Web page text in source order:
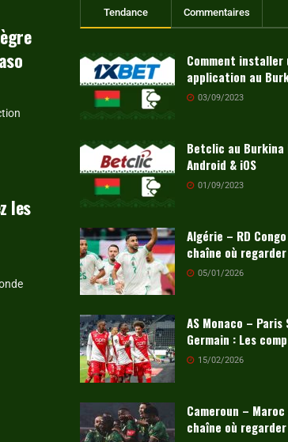
les
Tendance Commentaires
Comment installer
application au
03/09/2023
Betclic au Burkina
Android & iOS
01/09/2023
Algérie – RD
chaîne où
05/01/2026
AS Monaco – Paris
Germain : Les
15/02/2026
Cameroun –
chaîne où